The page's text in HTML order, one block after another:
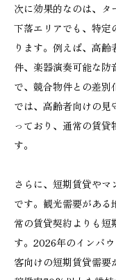
次に効果的なのは、タ
下落エリアでも、特定
ります。例えば、高
件、楽器演奏可能な防
で、競合物件との差別
では、高齢者向けの見
っており、通常の賃貸
す。
さらに、短期賃貸や
です。観光需要がある
常の賃貸契約よりも短
す。2026年のインバ
客向けの短期賃貸需要